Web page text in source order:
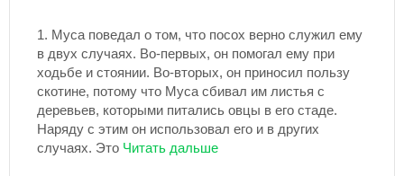
1. Муса поведал о том, что посох верно служил ему
в двух случаях. Во-первых, он помогал ему при
ходьбе и стоянии. Во-вторых, он приносил пользу
скотине, потому что Муса сбивал им листья с
деревьев, которыми питались овцы в его стаде.
Наряду с этим он использовал его и в других
случаях. Это